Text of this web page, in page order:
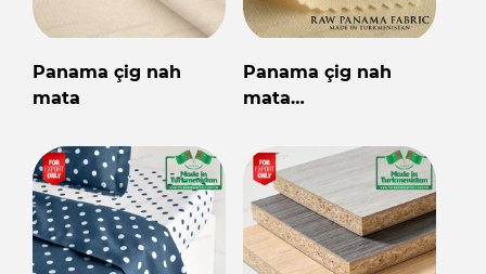
Panama çig nah
mata
Panama çig nah
mata
önümi